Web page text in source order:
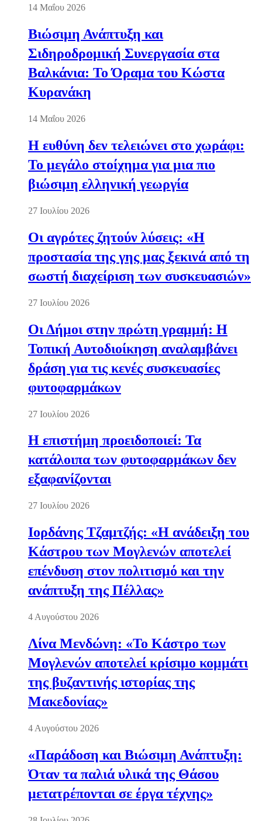
14 Μαΐου 2026
Βιώσιμη Ανάπτυξη και
Σιδηροδρομική Συνεργασία στα
Βαλκάνια: Το Όραμα του Κώστα
Κυρανάκη
14 Μαΐου 2026
Η ευθύνη δεν τελειώνει στο χωράφι:
Το μεγάλο στοίχημα για μια πιο
βιώσιμη ελληνική γεωργία
27 Ιουλίου 2026
Οι αγρότες ζητούν λύσεις: «Η
προστασία της γης μας ξεκινά από τη
σωστή διαχείριση των συσκευασιών»
27 Ιουλίου 2026
Οι Δήμοι στην πρώτη γραμμή: Η
Τοπική Αυτοδιοίκηση αναλαμβάνει
δράση για τις κενές συσκευασίες
φυτοφαρμάκων
27 Ιουλίου 2026
Η επιστήμη προειδοποιεί: Τα
κατάλοιπα των φυτοφαρμάκων δεν
εξαφανίζονται
27 Ιουλίου 2026
Ιορδάνης Τζαμτζής: «Η ανάδειξη του
Κάστρου των Μογλενών αποτελεί
επένδυση στον πολιτισμό και την
ανάπτυξη της Πέλλας»
4 Αυγούστου 2026
Λίνα Μενδώνη: «Το Κάστρο των
Μογλενών αποτελεί κρίσιμο κομμάτι
της βυζαντινής ιστορίας της
Μακεδονίας»
4 Αυγούστου 2026
«Παράδοση και Βιώσιμη Ανάπτυξη:
Όταν τα παλιά υλικά της Θάσου
μετατρέπονται σε έργα τέχνης»